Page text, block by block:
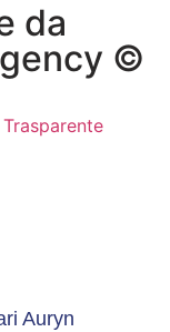
da
©
Auryn